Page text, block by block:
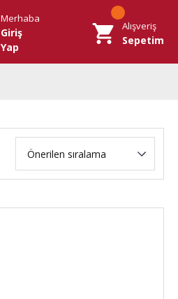
Merhaba
Giriş
Yap
Alışveriş
Sepetim